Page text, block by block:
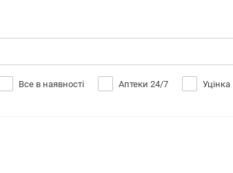
Все в наявності Аптеки 24/7 Уцінка